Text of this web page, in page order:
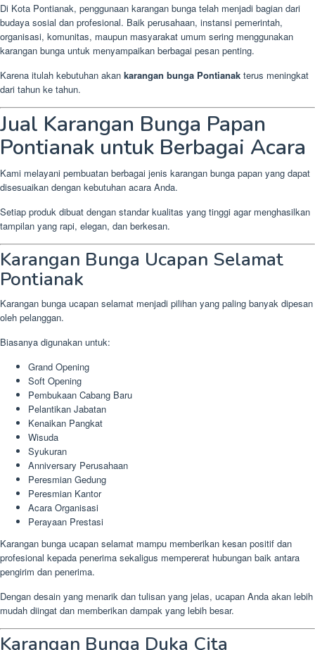
Di Kota Pontianak, penggunaan karangan bunga telah menjadi bagian dari
budaya sosial dan profesional. Baik perusahaan, instansi pemerintah,
organisasi, komunitas, maupun masyarakat umum sering menggunakan
karangan bunga untuk menyampaikan berbagai pesan penting.
Karena itulah kebutuhan akan karangan bunga Pontianak terus meningkat
dari tahun ke tahun.
Jual Karangan Bunga Papan
Pontianak untuk Berbagai Acara
Kami melayani pembuatan berbagai jenis karangan bunga papan yang dapat
disesuaikan dengan kebutuhan acara Anda.
Setiap produk dibuat dengan standar kualitas yang tinggi agar menghasilkan
tampilan yang rapi, elegan, dan berkesan.
Karangan Bunga Ucapan Selamat
Pontianak
Karangan bunga ucapan selamat menjadi pilihan yang paling banyak dipesan
oleh pelanggan.
Biasanya digunakan untuk:
Grand Opening
Soft Opening
Pembukaan Cabang Baru
Pelantikan Jabatan
Kenaikan Pangkat
Wisuda
Syukuran
Anniversary Perusahaan
Peresmian Gedung
Peresmian Kantor
Acara Organisasi
Perayaan Prestasi
Karangan bunga ucapan selamat mampu memberikan kesan positif dan
profesional kepada penerima sekaligus mempererat hubungan baik antara
pengirim dan penerima.
Dengan desain yang menarik dan tulisan yang jelas, ucapan Anda akan lebih
mudah diingat dan memberikan dampak yang lebih besar.
Karangan Bunga Duka Cita